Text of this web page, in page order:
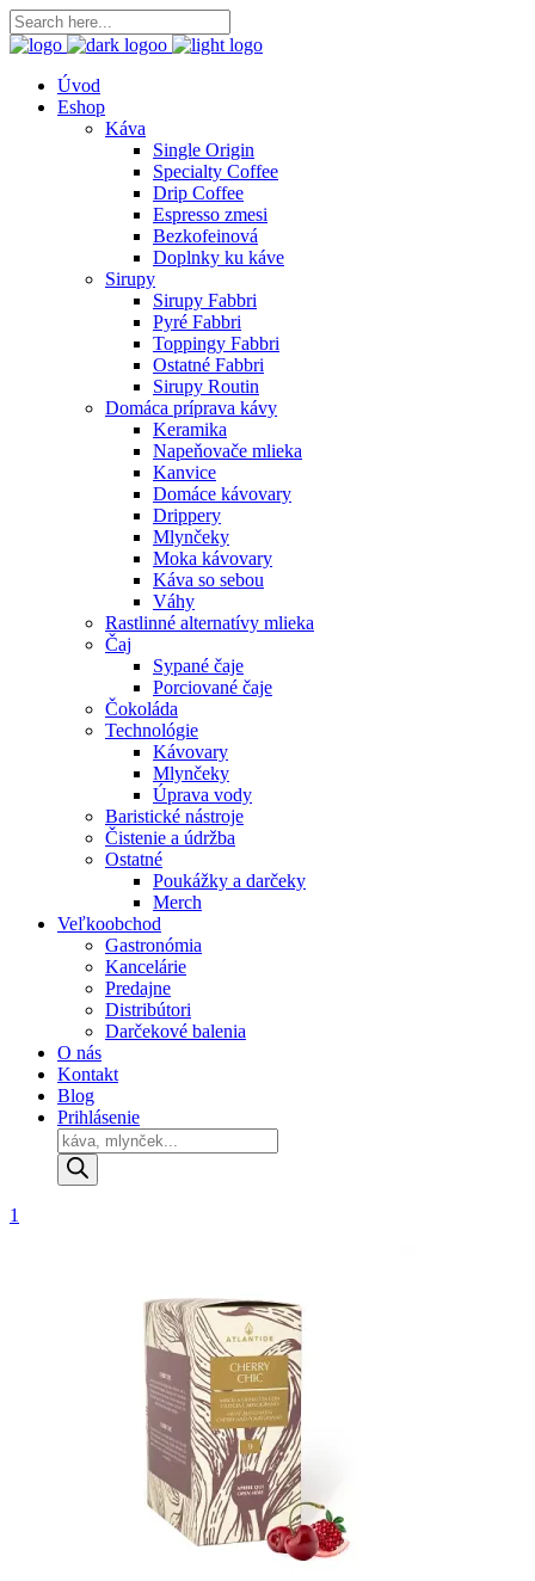
Úvod
Eshop
Káva
Single Origin
Specialty Coffee
Drip Coffee
Espresso zmesi
Bezkofeinová
Doplnky ku káve
Sirupy
Sirupy Fabbri
Pyré Fabbri
Toppingy Fabbri
Ostatné Fabbri
Sirupy Routin
Domáca príprava kávy
Keramika
Napeňovače mlieka
Kanvice
Domáce kávovary
Drippery
Mlynčeky
Moka kávovary
Káva so sebou
Váhy
Rastlinné alternatívy mlieka
Čaj
Sypané čaje
Porciované čaje
Čokoláda
Technológie
Kávovary
Mlynčeky
Úprava vody
Baristické nástroje
Čistenie a údržba
Ostatné
Poukážky a darčeky
Merch
Veľkoobchod
Gastronómia
Kancelárie
Predajne
Distribútori
Darčekové balenia
O nás
Kontakt
Blog
Prihlásenie
Products
search
1